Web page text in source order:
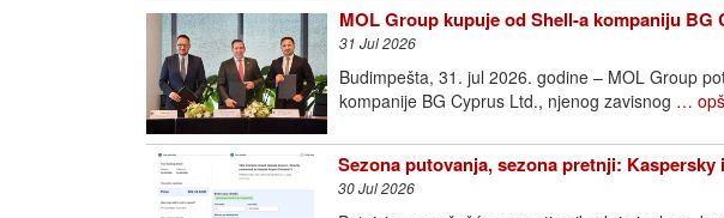
MOL Group kupuje od Shell-a kompaniju
31 Jul 2026
Budimpešta, 31. jul 2026. godine – MOL Group
kompanije BG Cyprus Ltd., njenog zavisnog …
Sezona putovanja, sezona pretnji:
30 Jul 2026